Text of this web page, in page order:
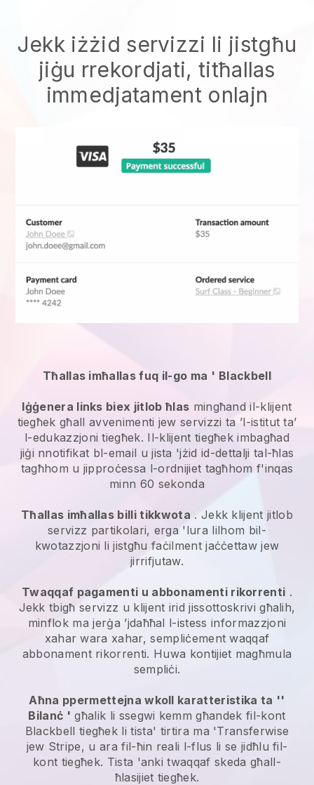
Jekk iżżid servizzi li jistgħu
jiġu rrekordjati, titħallas
immedjatament onlajn
Tħallas imħallas fuq il-go ma ' Blackbell
Iġġenera links biex jitlob ħlas mingħand il-klijent
tiegħek għallavvenimenti jew servizzi ta ’l-istitut ta’
l-edukazzjoni tiegħek. Il-klijent tiegħek imbagħad
jiġi nnotifikat bl-email u jista 'jżid id-dettalji tal-ħlas
tagħhom u jipproċessa l-ordnijiet tagħhom f'inqas
minn 60 sekonda
Tħallas imħallas billi tikkwota . Jekk klijent jitlob
servizz partikolari, erga 'lura lilhom bil-
kwotazzjoni li jistgħu faċilment jaċċettaw jew
jirrifjutaw.
Twaqqaf pagamenti u abbonamenti rikorrenti .
Jekk tbigħ servizz u klijent irid jissottoskrivi għalih,
minflok ma jerġa ’jdaħħal l-istess informazzjoni
xahar wara xahar, sempliċement waqqaf
abbonament rikorrenti. Huwa kontijiet magħmula
sempliċi.
Aħna ppermettejna wkoll karatteristika ta ''
Bilanċ ' għalik li ssegwi kemm għandek fil-kont
Blackbell tiegħek li tista' tirtira ma 'Transferwise
jew Stripe, u ara fil-ħin reali l-flus li se jidħlu fil-
kont tiegħek. Tista 'anki twaqqaf skeda għall-
ħlasijiet tiegħek.